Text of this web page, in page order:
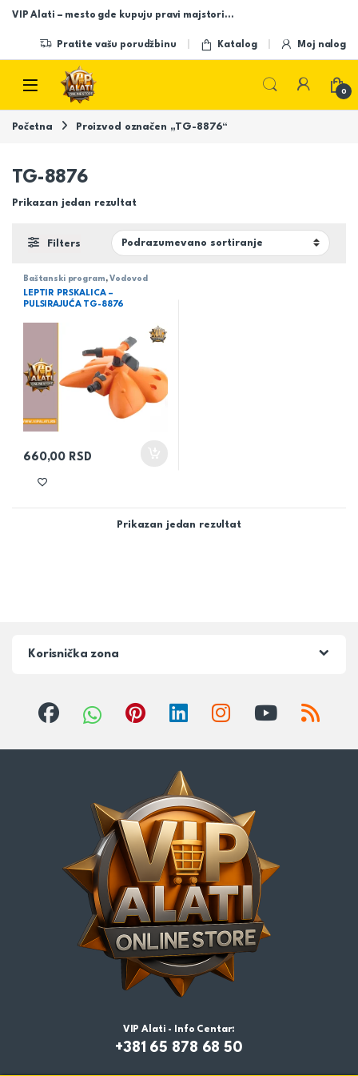
Skip to navigation
Skip to content
VIP Alati – mesto gde kupuju pravi majstori…
Pratite vašu porudžbinu Katalog Moj nalog
Open
0
Početna Proizvod označen „TG-8876“
TG-8876
Prikazan jedan rezultat
Filters
Baštanski program ,Vodovod
LEPTIR PRSKALICA –
PULSIRAJUĆA TG-8876
660,00 RSD
Prikazan jedan rezultat
Korisnička zona
VIP Alati - Info Centar:
+381 65 878 68 50